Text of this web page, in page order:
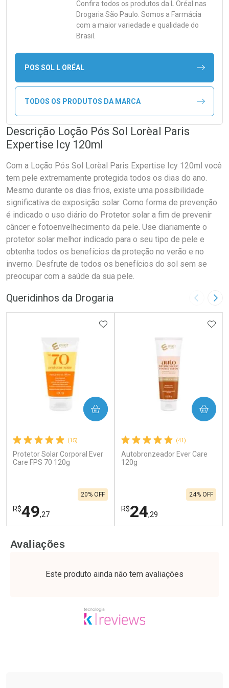
Confira todos os produtos da L Oréal nas
Drogaria São Paulo. Somos a Farmácia
com a maior variedade e qualidade do
Brasil.
POS SOL L ORÉAL
TODOS OS PRODUTOS DA MARCA
Descrição Loção Pós Sol Lorèal Paris
Expertise Icy 120ml
Com a Loção Pós Sol Lorèal Paris Expertise Icy 120ml você
tem pele extremamente protegida todos os dias do ano.
Mesmo durante os dias frios, existe uma possibilidade
significativa de exposição solar. Como forma de prevenção
é indicado o uso diário do Protetor solar a fim de prevenir
câncer e fotoenvelhecimento da pele. Use diariamente o
protetor solar melhor indicado para o seu tipo de pele e
obtenha todos os benefícios da proteção no verão e no
inverno. Desfrute de todos os benefícios do sol sem se
preocupar com a saúde da sua pele.
Queridinhos da Drogaria Imagem
(15)
Protetor Solar Corporal Ever
Care FPS 70 120g
R$49,27
20% OFF
ADICIONAR AOS FAVORITOS
COMPRAR
Laboratório
Por Menos
(41)
Autobronzeador Ever Care
120g
R$24,29
24% OFF
COMPRAR
Laboratório
Por Menos
Avaliações
Este produto ainda não tem avaliações